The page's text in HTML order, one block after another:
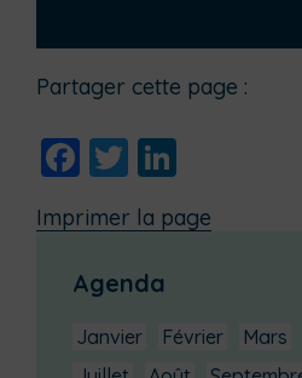
Partager cette page :
Facebook
Twitter
Imprimer la page
Agenda
Janvier Février Mars